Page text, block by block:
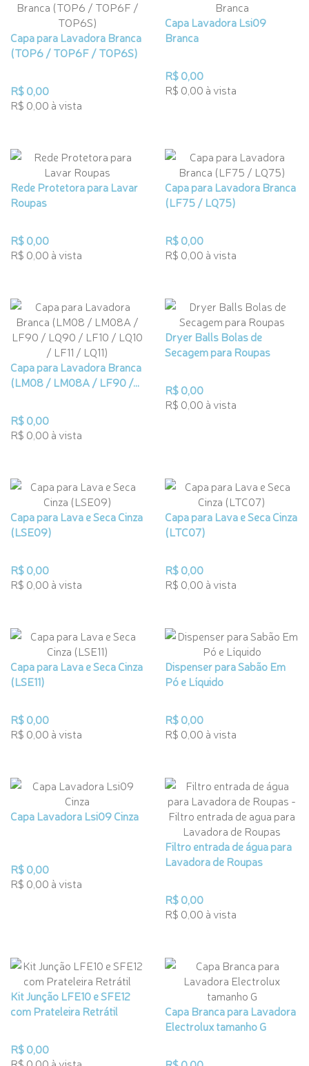
Capa para Lavadora Branca
(TOP6 / TOP6F / TOP6S)
R$ 0,00
R$ 0,00 à vista
Capa Lavadora Lsi09
Branca
R$ 0,00
R$ 0,00 à vista
Rede Protetora para Lavar
Roupas
R$ 0,00
R$ 0,00 à vista
Capa para Lavadora Branca
(LF75 / LQ75)
R$ 0,00
R$ 0,00 à vista
Capa para Lavadora Branca
(LM08 / LM08A / LF90 /...
R$ 0,00
R$ 0,00 à vista
Dryer Balls Bolas de
Secagem para Roupas
R$ 0,00
R$ 0,00 à vista
Capa para Lava e Seca Cinza
(LSE09)
R$ 0,00
R$ 0,00 à vista
Capa para Lava e Seca Cinza
(LTC07)
R$ 0,00
R$ 0,00 à vista
Capa para Lava e Seca Cinza
(LSE11)
R$ 0,00
R$ 0,00 à vista
Dispenser para Sabão Em
Pó e Líquido
R$ 0,00
R$ 0,00 à vista
Capa Lavadora Lsi09 Cinza
R$ 0,00
R$ 0,00 à vista
Filtro entrada de água para
Lavadora de Roupas
R$ 0,00
R$ 0,00 à vista
Kit Junção LFE10 e SFE12
com Prateleira Retrátil
R$ 0,00
Capa Branca para Lavadora
Electrolux tamanho G